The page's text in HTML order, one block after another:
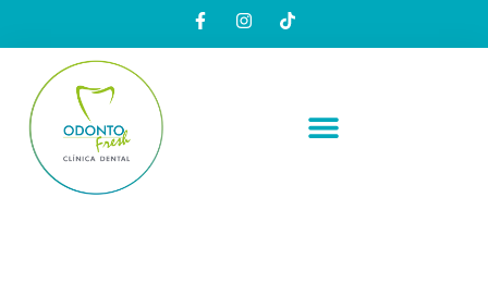
contenido